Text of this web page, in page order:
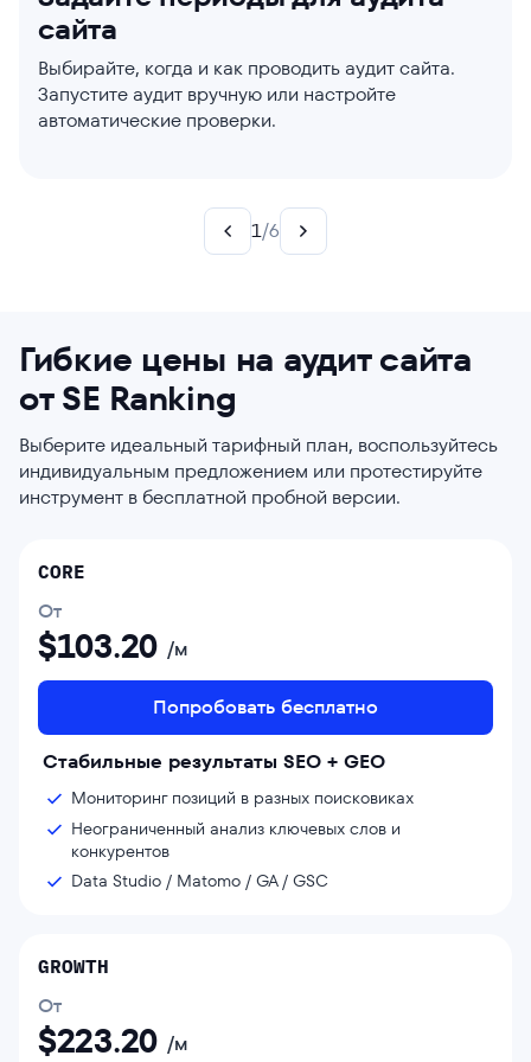
сайта
Выбирайте, когда и как проводить аудит сайта.
Запустите аудит вручную или настройте
автоматические проверки.
сайта
Настраивайте парсер, активируйте JavaScript при
необходимости, корректируйте объем аудита.
проверки
Уже рассортировали заголовки и метатеги, но еще
беспокоит скорость загрузки страницы? Выберите
для аудита сайта те категории, которые лучше
страницы
Примените аудит сайта к единой странице или ко
всему сайту. В любом случае вы получите супер-
точные отчеты.
Ваш сайт — ваш выбор. Создавайте свои правила,
чтобы генерировать целевые инсайты и усиливать
SEO-стратегию.
имейл
Забудьте о длинных технических SEO-аудитах. Мы
отправляем отчеты прямо на имейл.
1/6
Гибкие цены на аудит сайта
от SE Ranking
Выберите идеальный тарифный план, воспользуйтесь
индивидуальным предложением или протестируйте
инструмент в бесплатной пробной версии.
CORE
От
$103.20 /м
Попробовать бесплатно
Стабильные результаты SEO + GEO
Мониторинг позиций в разных поисковиках
Неограниченный анализ ключевых слов и
конкурентов
Data Studio / Matomo / GA / GSC
GROWTH
От
$223.20 /м